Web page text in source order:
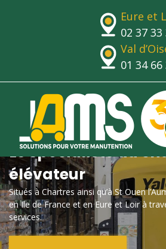
Eure et
02 37 33
Val
01 34 66
Le spécialiste du
élévateur
Situés à Chartres ainsi qu’à St Ouen
en Ile de France et en Eure et Loir à
services.